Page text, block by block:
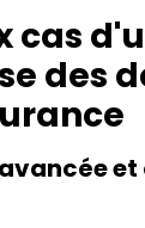
cas
des